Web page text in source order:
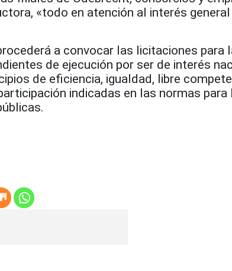
«todo en atención al interés
a convocar las licitaciones para
de ejecución por ser de interés
de eficiencia, igualdad, libre
indicadas en las normas para